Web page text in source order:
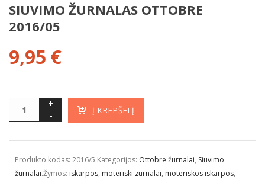
SIUVIMO ŽURNALAS OTTOBRE
2016/05
9,95 €
Į KREPŠELĮ
Produkto kodas: 2016/5.Kategorijos: Ottobre žurnalai, Siuvimo
žurnalai.Žymos: iskarpos, moteriski zurnalai, moteriskos iskarpos,